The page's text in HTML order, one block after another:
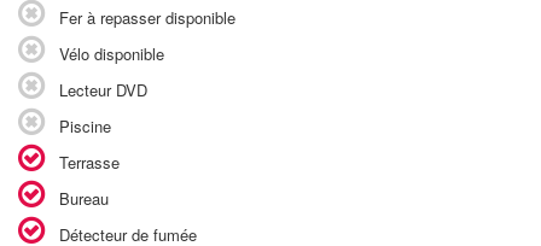
Fer à repasser disponible
Vélo disponible
Lecteur DVD
Piscine
Terrasse
Bureau
Détecteur de fumée